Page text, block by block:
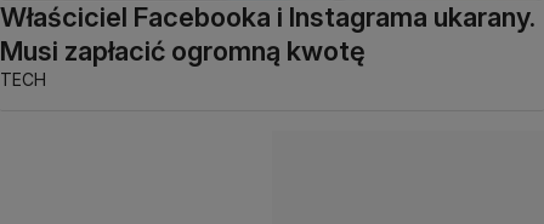
Właściciel Facebooka i Instagrama ukarany.
Musi zapłacić ogromną kwotę
TECH